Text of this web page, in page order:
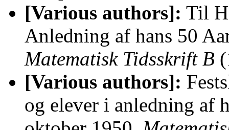
[Various authors]: Til
Anledning af hans 50
Matematisk Tidsskrift B
[Various authors]:
og elever i anledning af